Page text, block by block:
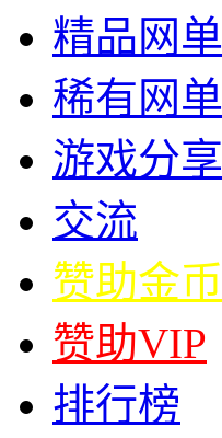
精品网单
稀有网单
游戏分享
交流
赞助金币
赞助VIP
排行榜